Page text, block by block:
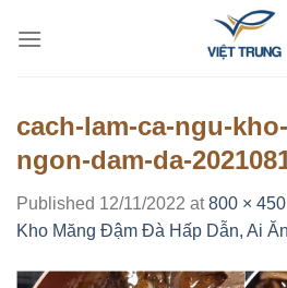
cach-lam-ca-ngu-
ngon-dam-da-
Published 12/11/2022 at800 × 450
Kho Măng Đậm Đà Hấp Dẫn, Ai